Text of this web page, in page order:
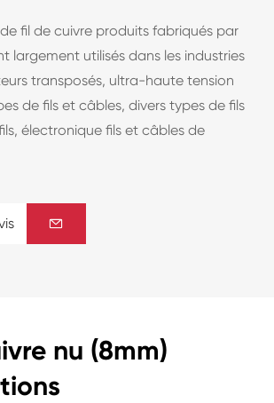
fil de cuivre produits fabriqués par
largement utilisés dans les industries
transposés, ultra-haute tension
de fils et câbles, divers types de fils
électronique fils et câbles de

nu (8mm)